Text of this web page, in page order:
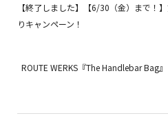
【終了しました】【6/30（金）まで！
りキャンペーン！
ROUTE WERKS『The Handlebar Bag